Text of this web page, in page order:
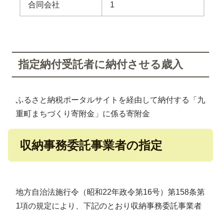
合同会社
1
指定納付受託者に納付させる歳入
ふるさと納税ポータルサイトを経由して納付する「九
重町まちづくり寄附金」に係る寄附金
収納事務委託事業者の指定
地方自治法施行令（昭和22年政令第16号）第158条第
1項の規定により、下記のとおり収納事務委託事業者